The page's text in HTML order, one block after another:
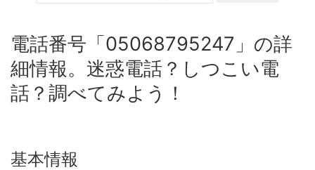
電話番号「05068795247」の詳
細情報。迷惑電話？しつこい電
話？調べてみよう！
基本情報